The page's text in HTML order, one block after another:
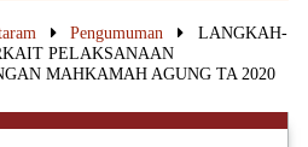
Pengumuman
LANGKAH-
PELAKSANAAN
MAHKAMAH AGUNG TA 2020